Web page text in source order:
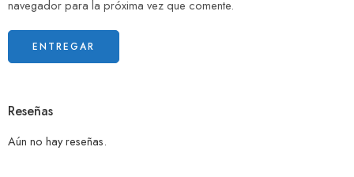
navegador para la próxima vez que comente.
Reseñas
Aún no hay reseñas.